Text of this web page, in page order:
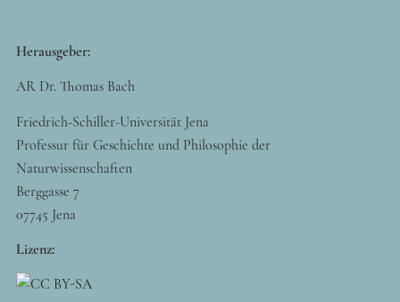
Herausgeber:
AR Dr. Thomas Bach
Friedrich-Schiller-Universität Jena
Professur für Geschichte und Philosophie der
Naturwissenschaften
Berggasse 7
07745 Jena
Lizenz: